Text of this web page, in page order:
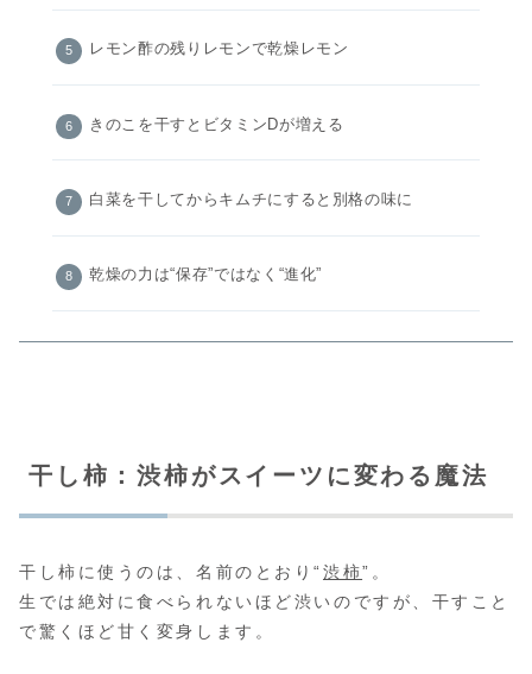
レモン酢の残りレモンで乾燥レモン
きのこを干すとビタミンDが増える
白菜を干してからキムチにすると別格の味に
乾燥の力は“保存”ではなく“進化”
干し柿：渋柿がスイーツに変わる魔法
干し柿に使うのは、名前のとおり“ 渋柿”。
生では絶対に食べられないほど渋いのですが、干すこと
で驚くほど甘く変身します。